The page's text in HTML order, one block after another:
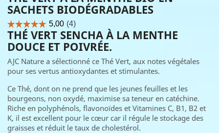
SACHETS BIODÉGRADABLES
THÉ VERT SENCHA À LA MENTHE
DOUCE ET POIVRÉE.
AJC Nature a sélectionné ce Thé Vert, aux notes végétales
pour ses vertus antioxydantes et stimulantes.
Ce Thé, dont on ne prend que les jeunes feuilles et les
bourgeons, non oxydé, maximise sa teneur en catéchine.
Riche en polyphénols, flavonoïdes et Vitamines C, B1, B2 et
K, il est excellent pour le cœur car il régule le stockage des
graisses et réduit le taux de cholestérol.